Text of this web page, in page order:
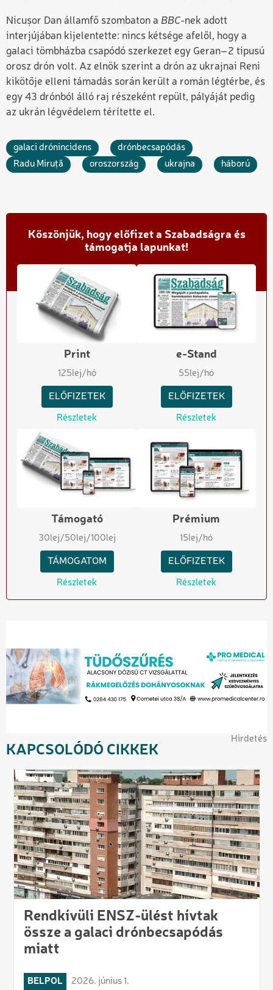
Nicușor Dan államfő szombaton a BBC-nek adott
interjújában kijelentette: nincs kétsége afelől, hogy a
galaci tömbházba csapódó szerkezet egy Geran–2 típusú
orosz drón volt. Az elnök szerint a drón az ukrajnai Reni
kikötője elleni támadás során került a román légtérbe, és
egy 43 drónból álló raj részeként repült, pályáját pedig
az ukrán légvédelem térítette el.
galaci drónincidens
drónbecsapódás
Radu Miruță
oroszország ukrajna háború
Köszönjük, hogy előfizet a Szabadságra és
támogatja lapunkat!
Print
125lej/hó
ELŐFIZETEK
Részletek
e-Stand
55lej/hó
ELŐFIZETEK
Részletek
Támogató
30lej/50lej/100lej
TÁMOGATOM
Részletek
Prémium
15lej/hó
ELŐFIZETEK
Részletek
Hirdetés
KAPCSOLÓDÓ CIKKEK
Rendkívüli ENSZ-ülést hívtak
össze a galaci drónbecsapódás
miatt
BELPOL 2026. június 1.